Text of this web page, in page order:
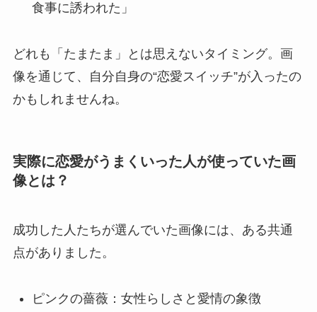
食事に誘われた」
どれも「たまたま」とは思えないタイミング。画
像を通じて、自分自身の“恋愛スイッチ”が入ったの
かもしれませんね。
実際に恋愛がうまくいった人が使っていた画
像とは？
成功した人たちが選んでいた画像には、ある共通
点がありました。
ピンクの薔薇：女性らしさと愛情の象徴